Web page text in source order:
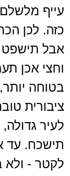
עייף
כזה. לכן
אבל תישפט
וחצי אכן
בטוחה
ציבורית
לעיר
תישכח. עד
לקטר - ולא